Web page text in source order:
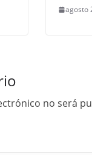
agosto
no será